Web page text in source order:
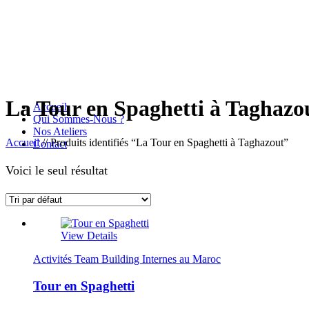
Accueil
Qui Sommes-Nous ?
Nos Ateliers
Contact
La Tour en Spaghetti à
Accueil//Produits identifiés “La Tour en Spaghetti à Taghazout”
Voici le seul résultat
View Details
Activités Team Building Internes au Maroc
Tour en Spaghetti